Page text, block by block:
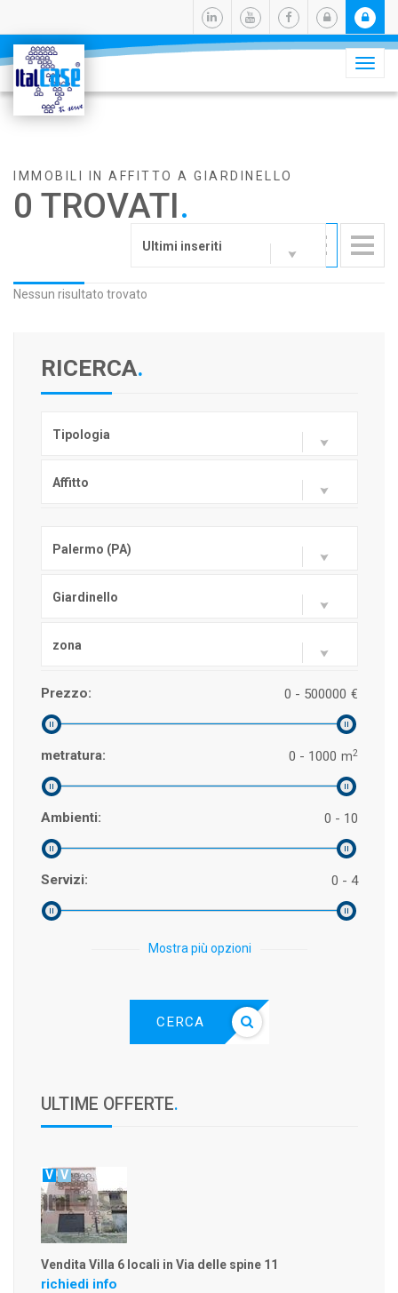
IMMOBILI IN AFFITTO A GIARDINELLO
0 TROVATI.
Ultimi inseriti
Nessun risultato trovato
RICERCA.
Tipologia
Affitto
Palermo (PA)
Giardinello
zona
Prezzo: €
0 - 500000
metratura: m2
0 - 1000
Ambienti: 0 - 10
Servizi: 0 - 4
Mostra più opzioni
CERCA
ULTIME OFFERTE.
V V
Vendita Villa 6 locali in Via delle spine 11
richiedi info